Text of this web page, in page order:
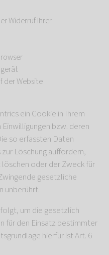
Widerruf Ihrer
der Website
ein Cookie in Ihrem
bzw. deren
so erfassten Daten
Löschung auffordern,
oder der Zweck für
gesetzliche
unberührt.
um die gesetzlich
für den Einsatz bestimmter
hierfür ist Art. 6